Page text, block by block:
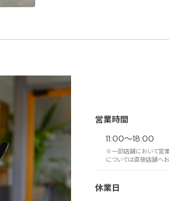
営業時間
11:00～18:00
※一部店舗において営
については直接店舗へ
休業日